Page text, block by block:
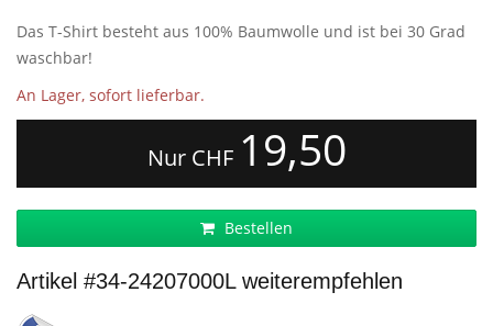
Das T-Shirt besteht aus 100% Baumwolle und ist bei 30 Grad
waschbar!
An Lager, sofort lieferbar.
Nur CHF 19,50
Bestellen
Artikel #34-24207000L weiterempfehlen